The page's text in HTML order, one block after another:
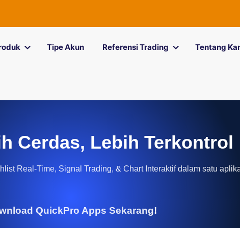
Tipe Akun Referensi Trading Tentang
Cerdas, Lebih Terkontrol
Real-Time, Signal Trading, & Chart Interaktif dalam satu
QuickPro Apps Sekarang!